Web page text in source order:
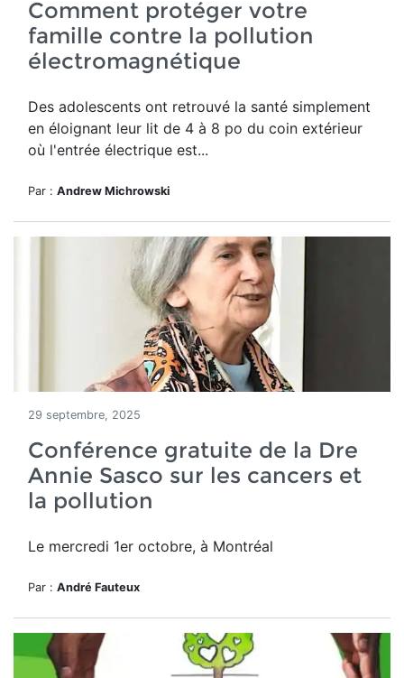
Comment protéger votre
famille contre la pollution
électromagnétique
Des adolescents ont retrouvé la santé simplement
en éloignant leur lit de 4 à 8 po du coin extérieur
où l'entrée électrique est...
Par : Andrew Michrowski
29 septembre, 2025
Conférence gratuite de la Dre
Annie Sasco sur les cancers et
la pollution
Le mercredi 1er octobre, à Montréal
Par : André Fauteux